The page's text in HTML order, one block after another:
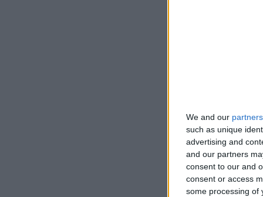
We and our partners
such as unique
advertising and
and our partners
consent to our and
consent or access
some processing of
Transmisión
Número de
Número de